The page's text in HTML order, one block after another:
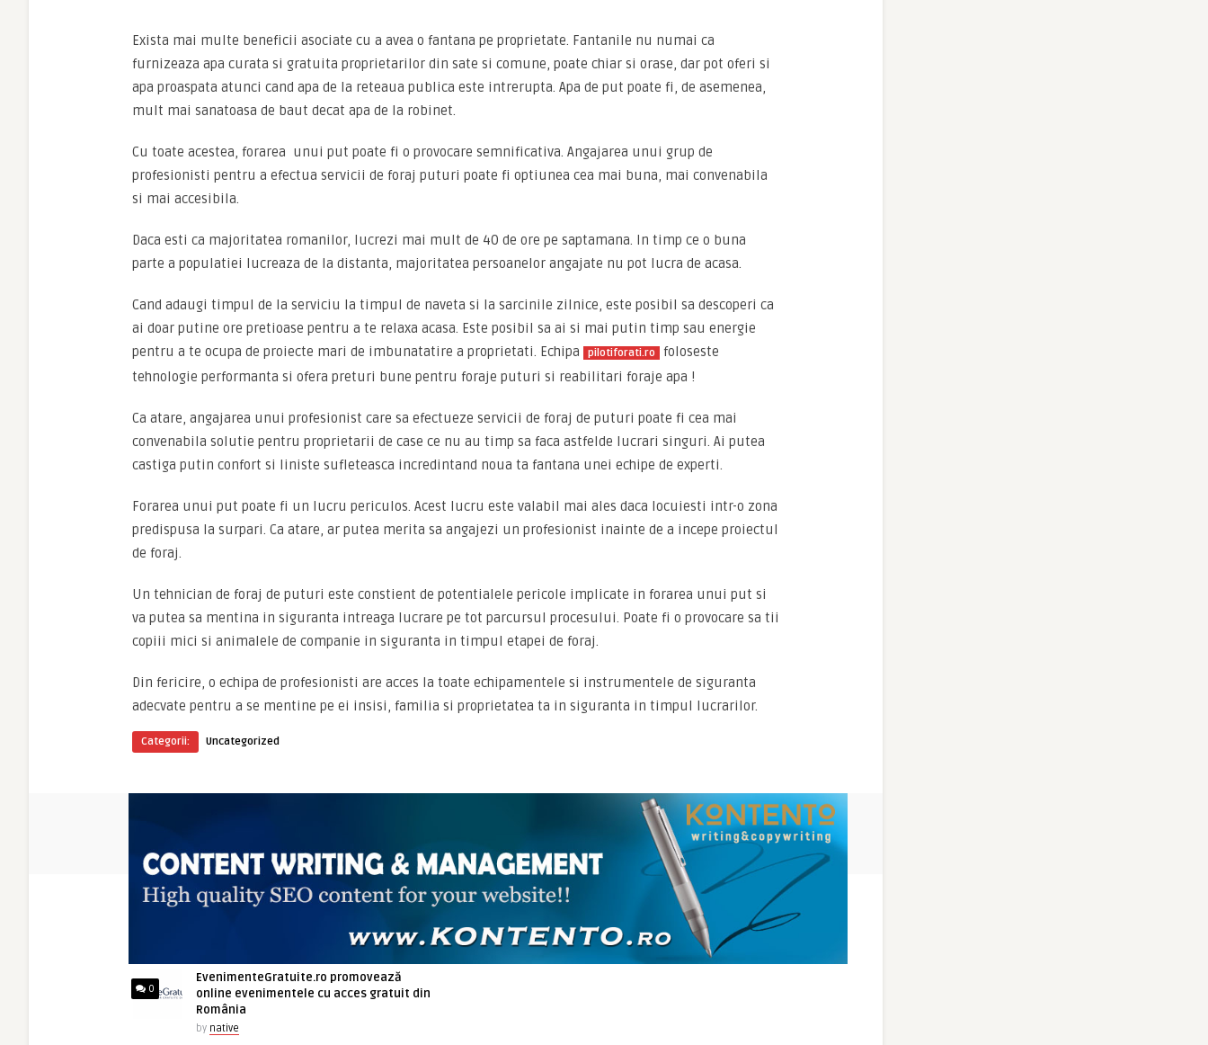
Exista mai multe beneficii asociate cu a avea o fantana pe proprietate. Fantanile nu numai ca
furnizeaza apa curata si gratuita proprietarilor din sate si comune, poate chiar si orase, dar pot oferi si
apa proaspata atunci cand apa de la reteaua publica este intrerupta. Apa de put poate fi, de asemenea,
mult mai sanatoasa de baut decat apa de la robinet.
Cu toate acestea, forarea unui put poate fi o provocare semnificativa. Angajarea unui grup de
profesionisti pentru a efectua servicii de foraj puturi poate fi optiunea cea mai buna, mai convenabila
si mai accesibila.
Daca esti ca majoritatea romanilor, lucrezi mai mult de 40 de ore pe saptamana. In timp ce o buna
parte a populatiei lucreaza de la distanta, majoritatea persoanelor angajate nu pot lucra de acasa.
Cand adaugi timpul de la serviciu la timpul de naveta si la sarcinile zilnice, este posibil sa descoperi ca
ai doar putine ore pretioase pentru a te relaxa acasa. Este posibil sa ai si mai putin timp sau energie
pentru a te ocupa de proiecte mari de imbunatatire a proprietati. Echipa
pilotiforati.ro
foloseste
tehnologie performanta si ofera preturi bune pentru foraje puturi si reabilitari foraje apa !
Ca atare, angajarea unui profesionist care sa efectueze servicii de foraj de puturi poate fi cea mai
convenabila solutie pentru proprietarii de case ce nu au timp sa faca astfelde lucrari singuri. Ai putea
castiga putin confort si liniste sufleteasca incredintand noua ta fantana unei echipe de experti.
Forarea unui put poate fi un lucru periculos. Acest lucru este valabil mai ales daca locuiesti intr-o zona
predispusa la surpari. Ca atare, ar putea merita sa angajezi un profesionist inainte de a incepe proiectul
de foraj.
Un tehnician de foraj de puturi este constient de potentialele pericole implicate in forarea unui put si
va putea sa mentina in siguranta intreaga lucrare pe tot parcursul procesului. Poate fi o provocare sa tii
copiii mici si animalele de companie in siguranta in timpul etapei de foraj.
Din fericire, o echipa de profesionisti are acces la toate echipamentele si instrumentele de siguranta
adecvate pentru a se mentine pe ei insisi, familia si proprietatea ta in siguranta in timpul lucrarilor.
Categorii: Uncategorized
0
EvenimenteGratuite.ro promovează
online evenimentele cu acces gratuit din
România
by native
ARTICOLE ASEMANATOARE